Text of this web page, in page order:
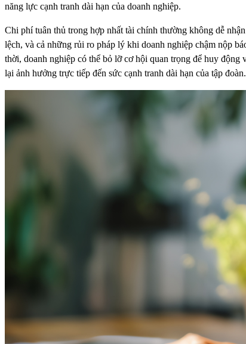
năng lực cạnh tranh dài hạn của doanh nghiệp.
Chi phí tuân thủ trong hợp nhất tài chính thường không dễ
lệch, và cả những rủi ro pháp lý khi doanh nghiệp chậm nộp
thời, doanh nghiệp có thể bỏ lỡ cơ hội quan trọng để huy
lại ảnh hưởng trực tiếp đến sức cạnh tranh dài hạn của tập đoàn.